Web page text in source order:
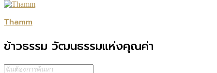
Thamm
ข้าวธรรม วัฒนธรรมแห่งคุณค่า